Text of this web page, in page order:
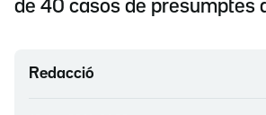
de 40 casos de presumptes
Redacció